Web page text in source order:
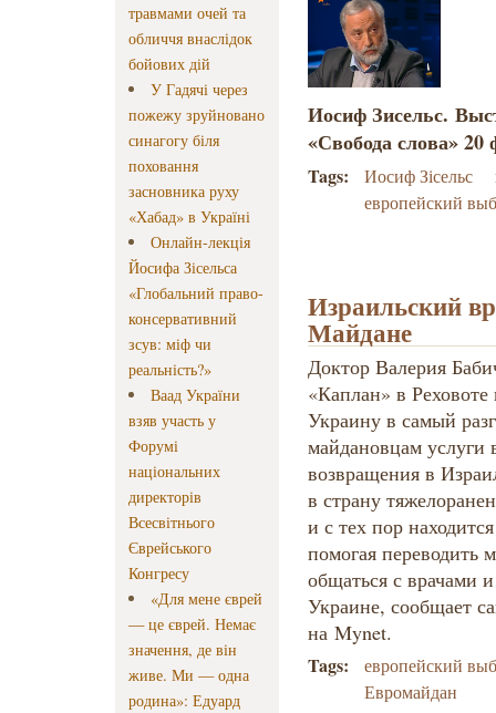
травмами очей та
обличчя внаслідок
бойових дій
У Гадячі через
пожежу зруйновано
синагогу біля
поховання
засновника руху
«Хабад» в Україні
Онлайн-лекція
Йосифа Зісельса
«Глобальний право-
консервативний
зсув: міф чи
реальність?»
Ваад України
взяв участь у
Форумі
національних
директорів
Всесвітнього
Єврейського
Конгресу
«Для мене єврей
— це єврей. Немає
значення, де він
живе. Ми — одна
родина»: Едуард
Иосиф Зисельс.
«Свобода слова» 20
Tags: Иосиф Зісельс
европейский
Израильский
Майдане
Доктор Валерия
«Каплан» в
Украину в самый
майдановцам услуги
возвращения в
в страну
и с тех пор
помогая переводить
общаться с врачами
Украине, сообщает
на Mynet.
Tags:
европейский
Евромайдан